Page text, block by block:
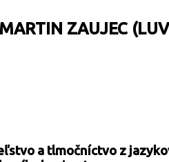
ZAUJEC
a tlmočníctvo z